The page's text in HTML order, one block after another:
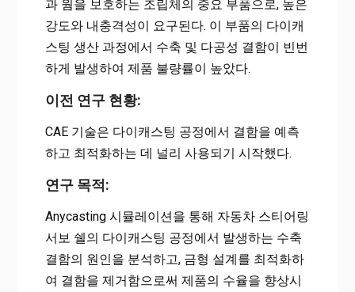
과 웜을 보호하는 조립체의 중요 부품으로, 높은
강도와 내충격성이 요구된다. 이 부품의 다이캐
스팅 생산 과정에서 수축 및 다공성 결함이 빈번
하게 발생하여 제품 불량률이 높았다.
이전 연구 현황:
CAE 기술은 다이캐스팅 공정에서 결함을 예측
하고 최적화하는 데 널리 사용되기 시작했다.
연구 목적:
Anycasting 시뮬레이션을 통해 자동차 스티어링
서보 쉘의 다이캐스팅 공정에서 발생하는 수축
결함의 원인을 분석하고, 금형 설계를 최적화하
여 결함을 제거함으로써 제품의 수율을 향상시